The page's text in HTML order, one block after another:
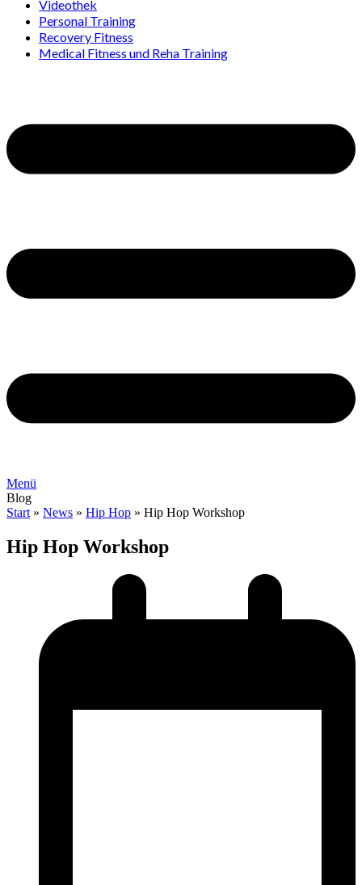
Videothek
Personal Training
Recovery Fitness
Medical Fitness und Reha Training
Menü
Blog
Start » News » Hip Hop » Hip Hop Workshop
Hip Hop Workshop